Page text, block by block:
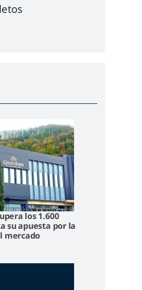
los 1.600
su apuesta por la
mercado